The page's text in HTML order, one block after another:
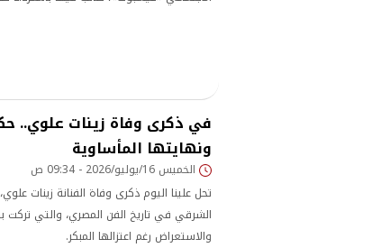
في ذكرى وفاة زينات علوي..
ونهايتها المأساوية
الخميس 16/يوليو/2026 - 09:34 ص
تحل علينا اليوم ذكرى وفاة الفنانة زينات
الشرقي في تاريخ الفن المصري، والتي
والاستعراض رغم اعتزالها المبكر.